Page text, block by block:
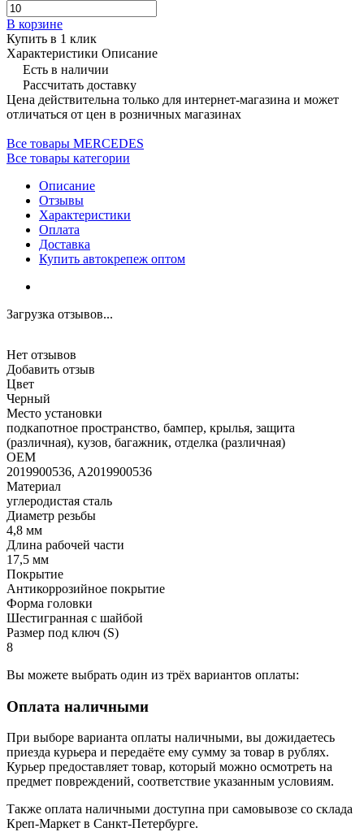
В корзине
Купить в 1 клик
Характеристики Описание
Есть в наличии
Рассчитать доставку
Цена действительна только для интернет-магазина и может
отличаться от цен в розничных магазинах
Все товары MERCEDES
Все товары категории
Описание
Отзывы
Характеристики
Оплата
Доставка
Купить автокрепеж оптом
Загрузка отзывов...
Нет отзывов
Добавить отзыв
Цвет
Черный
Место установки
подкапотное пространство, бампер, крылья, защита
(различная), кузов, багажник, отделка (различная)
OEM
2019900536, A2019900536
Материал
углеродистая сталь
Диаметр резьбы
4,8 мм
Длина рабочей части
17,5 мм
Покрытие
Антикоррозийное покрытие
Форма головки
Шестигранная с шайбой
Размер под ключ (S)
8
Вы можете выбрать один из трёх вариантов оплаты:
Оплата наличными
При выборе варианта оплаты наличными, вы дожидаетесь
приезда курьера и передаёте ему сумму за товар в рублях.
Курьер предоставляет товар, который можно осмотреть на
предмет повреждений, соответствие указанным условиям.
Также оплата наличными доступна при самовывозе со склада
Креп-Маркет в Санкт-Петербурге.